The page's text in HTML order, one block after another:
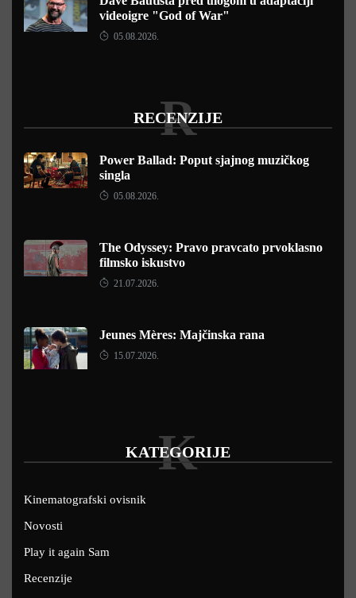
videoigre "God of War"
05.08.2026.
RECENZIJE
R
Power Ballad: Poput sjajnog muzičkog
singla
05.08.2026.
The Odyssey: Pravo pravcato prvoklasno
filmsko iskustvo
21.07.2026.
Jeunes Mères: Majčinska rana
15.07.2026.
KATEGORIJE
K
Kinematografski ovisnik
Novosti
Play it again Sam
Recenzije